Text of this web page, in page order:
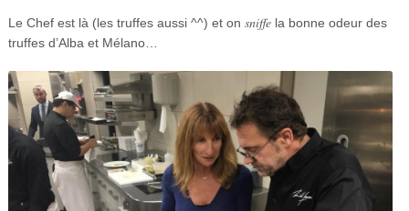
Le Chef est là (les truffes aussi ^^) et on sniffela bonne odeur des
truffes d’Alba et Mélano…